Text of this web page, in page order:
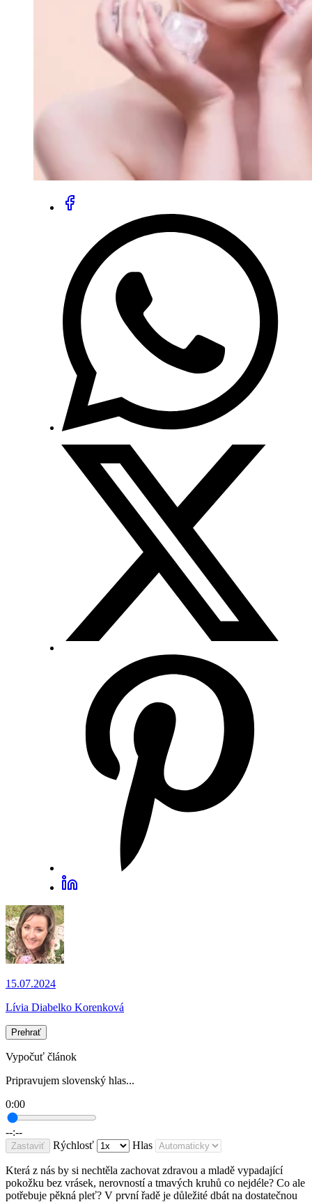
15.07.2024
Lívia Diabelko Korenková
Prehrať
Vypočuť článok
Pripravujem slovenský hlas...
0:00
--:--
Zastaviť Rýchlosť Hlas
Která z nás by si nechtěla zachovat zdravou a mladě vypadající
pokožku bez vrásek, nerovností a tmavých kruhů co nejdéle? Co ale
potřebuje pěkná pleť? V první řadě je důležité dbát na dostatečnou